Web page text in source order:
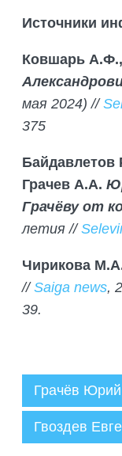
Источники
Ковшарь
мая 2024) //
375
Байдавлетов
Грачев А.А.
Грачёву от
летия //
Чирикова
//Saiga news,
39.
16.09.2025
Грачёв
Гвоздев